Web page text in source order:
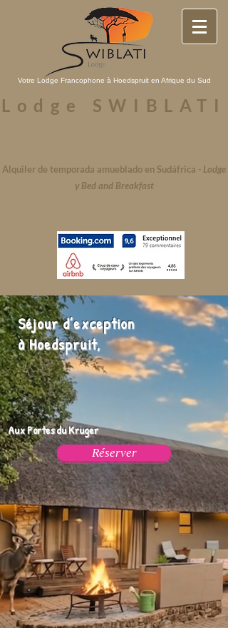
Votre Lodge Francophone à Hoedspruit en Afrique du Sud
Lodge SWIBLATI
Alquiler de temporada amueblado en Sudáfrica - Lodge
y Bed and Breakfast
Séjour d’exception
à Hoedspruit,
Aux Portes du Kruger
Réserver